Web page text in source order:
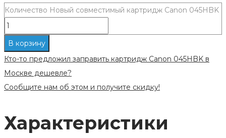
Количество Новый совместимый картридж Canon 045HBK
В корзину
Кто-то предложил заправить картридж Canon 045HBK в
Москве дешевле?
Сообщите нам об этом и получите скидку!
Характеристики